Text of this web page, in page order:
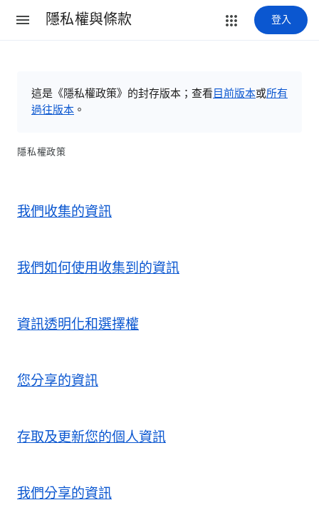
隱私權與條款 登入
這是《隱私權政策》的封存版本；查看 目前版本或所有
過往版本 。
隱私權政策
我們收集的資訊
我們如何使用收集到的資訊
資訊透明化和選擇權
您分享的資訊
存取及更新您的個人資訊
我們分享的資訊